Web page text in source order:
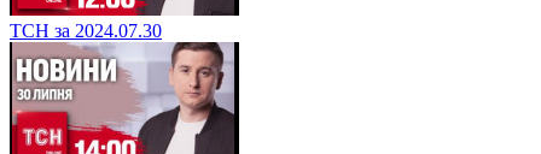
ТСН за 2024.07.30